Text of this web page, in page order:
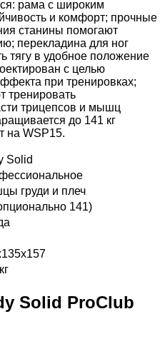
рама с широким
и комфорт; прочные
станины помогают
перекладина для ног
тягу в удобное положение
с целью
при тренировках;
тренировать
трицепсов и мышц
до 141 кг
на WSP15.
Solid
груди и плеч
141)
Solid ProClub